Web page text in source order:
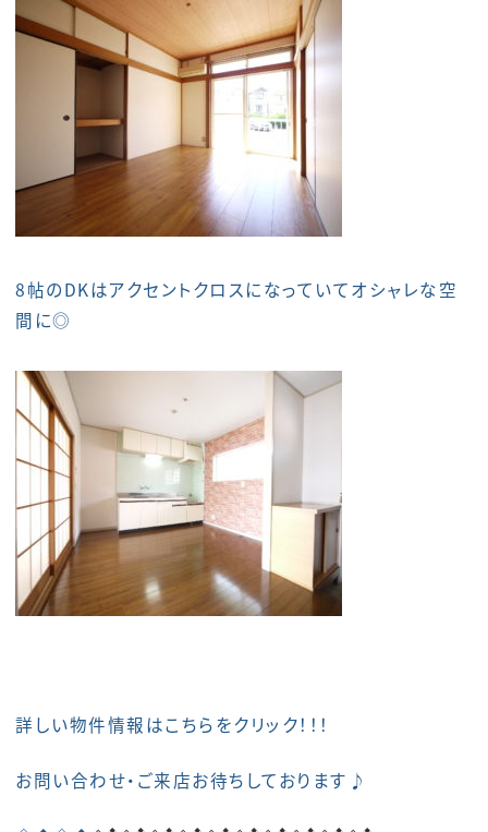
8帖のDKはアクセントクロスになっていてオシャレな空
間に◎
詳しい物件情報はこちらをクリック！！！
お問い合わせ・ご来店お待ちしております♪